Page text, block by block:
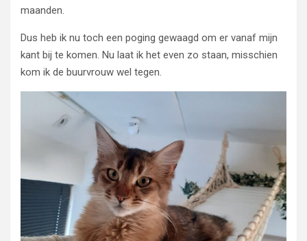
maanden.
Dus heb ik nu toch een poging gewaagd om er vanaf mijn
kant bij te komen. Nu laat ik het even zo staan, misschien
kom ik de buurvrouw wel tegen.